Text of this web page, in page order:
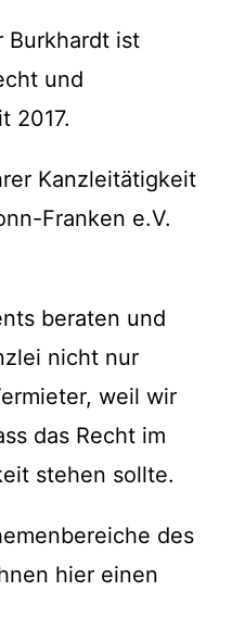
Burkhardt ist
und
2017.
Kanzleitätigkeit
Franken e.V.
beraten und
nicht nur
weil wir
das Recht im
stehen sollte.
des
hier einen